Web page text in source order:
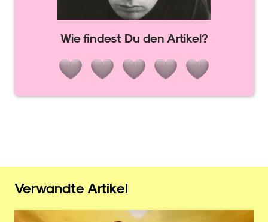
Wie findest Du den Artikel?
Verwandte Artikel